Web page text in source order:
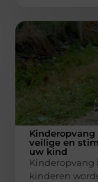
Kinderopvang
veilige en
uw kind
Kinderopvang
kinderen